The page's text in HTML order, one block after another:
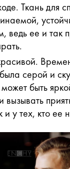
Ткань для
ведь ее и так
серой и
быть
вызывать
и у тех, кто ее